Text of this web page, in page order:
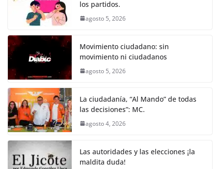
k
los partidos.
agosto 5, 2026
Movimiento ciudadano: sin
movimiento ni ciudadanos
agosto 5, 2026
La ciudadanía, “Al Mando” de todas
las decisiones”: MC.
agosto 4, 2026
Las autoridades y las elecciones ¡la
maldita duda!